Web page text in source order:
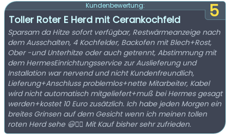
5
Kundenbewertung:
Toller Roter E Herd mit Cerankochfeld
Sparsam da Hitze sofort verfügbar, Restwärmeanzeige nach
dem Ausschalten, 4 Kochfelder, Backofen mit Blech+Rost,
Ober -und Unterhitze oder auch getrennt, Abstimmung mit
dem HermesEinrichtungsservice zur Auslieferung und
Installation war nervend und nicht Kundenfreundlich,
Lieferung+Anschluss problemlos+nette Mitarbeiter, Kabel
wird nicht automatisch mitgeliefert+muß bei Hermes gesagt
werden+kostet 10 Euro zusätzlich. Ich habe jeden Morgen ein
breites Grinsen auf dem Gesicht wenn ich meinen tollen
roten Herd sehe 😃👍🏼 Mit Kauf bisher sehr zufrieden.